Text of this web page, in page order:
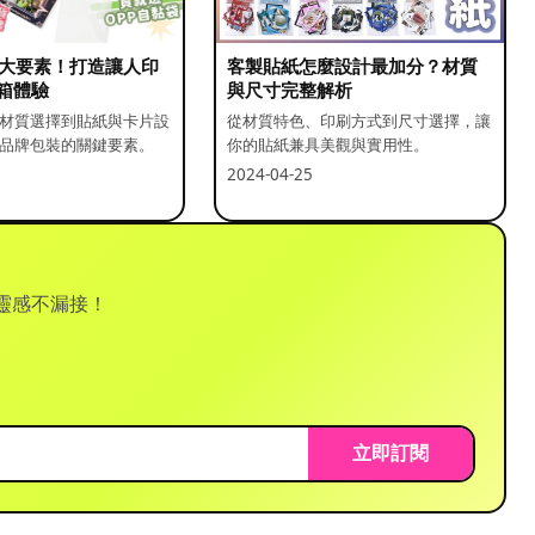
要素！打造讓人印
體驗
質選擇到貼紙與卡片設
牌包裝的關鍵要素。
客製貼紙怎麼設計最加分？材質
與尺寸完整解析
從材質特色、印刷方式到尺寸選擇，讓
你的貼紙兼具美觀與實用性。
2024-04-25
不漏接！
立即訂閱